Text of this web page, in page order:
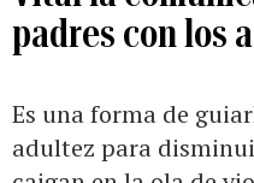
padres con los
Es una forma de
adultez para